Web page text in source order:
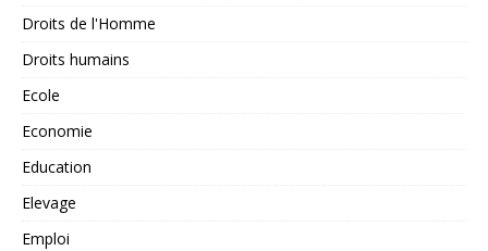
Droits de l'Homme
Droits humains
Ecole
Economie
Education
Elevage
Emploi